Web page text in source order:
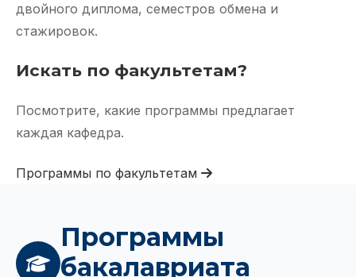
двойного диплома, семестров обмена и
стажировок.
Искать по факультетам?
Посмотрите, какие программы предлагает
каждая кафедра.
Программы по факультетам
Программы
бакалавриата